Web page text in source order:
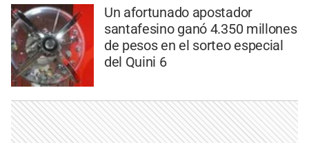
Un afortunado apostador
santafesino ganó 4.350 millones
de pesos en el sorteo especial
del Quini 6